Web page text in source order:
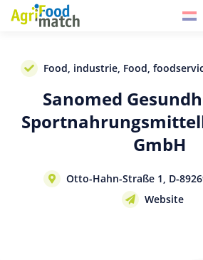
Food, industrie, Food,
Sanomed
GmbH
Otto-Hahn-Straße 1, D-
Website